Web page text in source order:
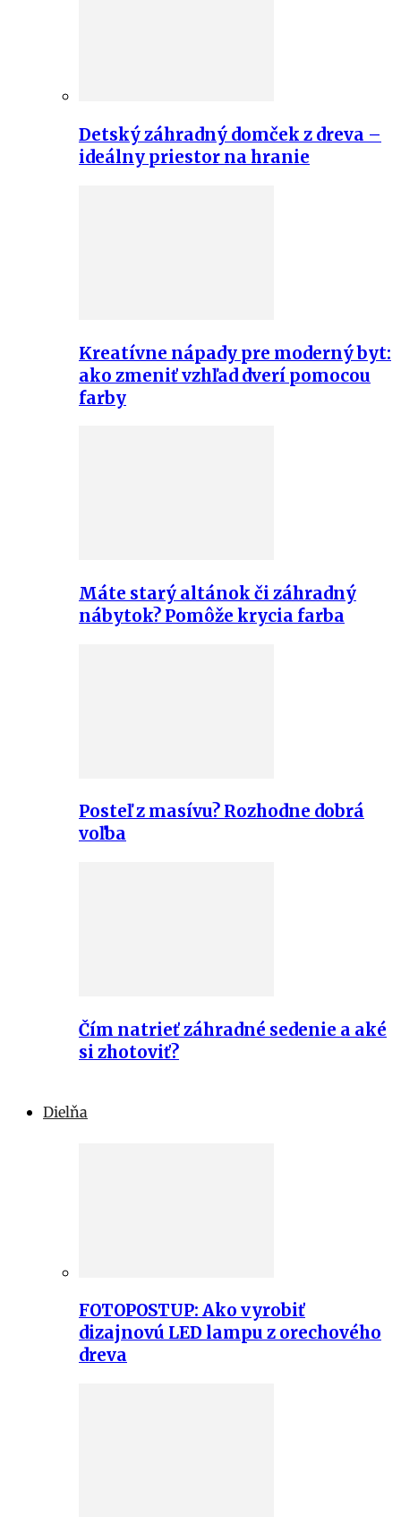
Detský záhradný domček z dreva –
ideálny priestor na hranie
Kreatívne nápady pre moderný byt:
ako zmeniť vzhľad dverí pomocou
farby
Máte starý altánok či záhradný
nábytok? Pomôže krycia farba
Posteľ z masívu? Rozhodne dobrá
voľba
Čím natrieť záhradné sedenie a aké
si zhotoviť?
Dielňa
FOTOPOSTUP: Ako vyrobiť
dizajnovú LED lampu z orechového
dreva